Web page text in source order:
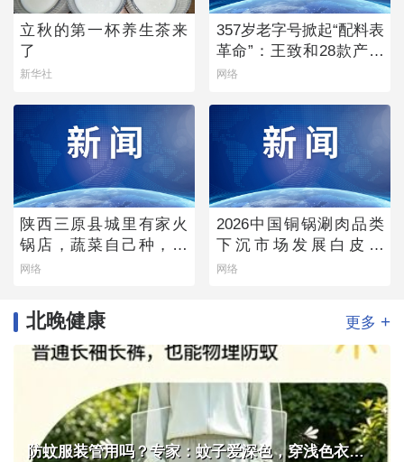
立秋的第一杯养生茶来
了
新华社
357岁老字号掀起“配料表
革命”：王致和28款产品
获清洁标签0级评价
网络
陕西三原县城里有家火
锅店，蔬菜自己种，羊
肉从盐池拉，毛肚当天
网络
2026中国铜锅涮肉品类
下沉市场发展白皮书
——老北京味道的县域
网络
北晚健康 更多 +
防蚊服装管用吗？专家：蚊子爱深色，穿浅色衣服不易招蚊子